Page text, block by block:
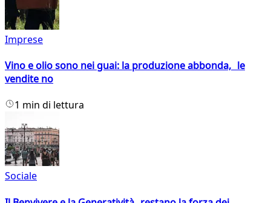
Imprese
Vino e olio sono nei guai: la produzione abbonda, le
vendite no
1 min di lettura
Sociale